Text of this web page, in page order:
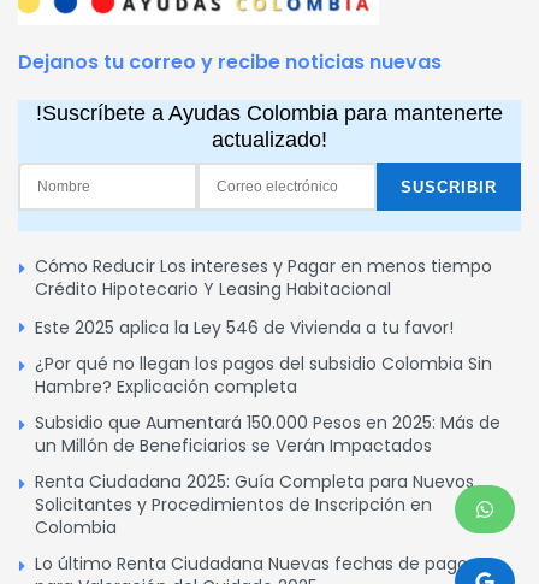
Dejanos tu correo y recibe noticias nuevas
!Suscríbete a Ayudas Colombia para mantenerte
actualizado!
Cómo Reducir Los intereses y Pagar en menos tiempo
Crédito Hipotecario Y Leasing Habitacional
Este 2025 aplica la Ley 546 de Vivienda a tu favor!
¿Por qué no llegan los pagos del subsidio Colombia Sin
Hambre? Explicación completa
Subsidio que Aumentará 150.000 Pesos en 2025: Más de
un Millón de Beneficiarios se Verán Impactados
Renta Ciudadana 2025: Guía Completa para Nuevos
Solicitantes y Procedimientos de Inscripción en
Colombia
Lo último Renta Ciudadana Nuevas fechas de pagos